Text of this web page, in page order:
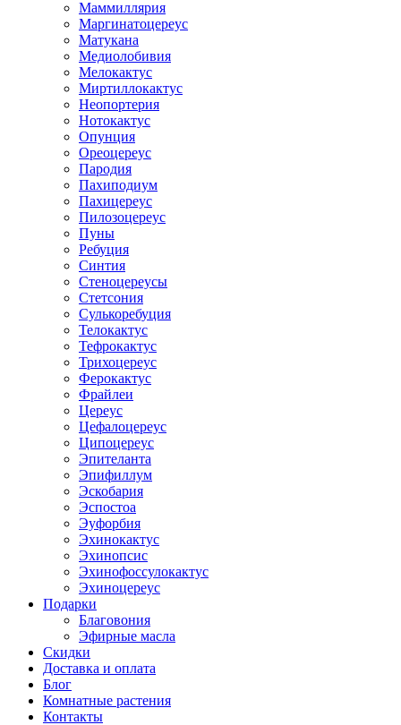
Маммиллярия
Маргинатоцереус
Матукана
Медиолобивия
Мелокактус
Миртиллокактус
Неопортерия
Нотокактус
Опунция
Ореоцереус
Пародия
Пахиподиум
Пахицереус
Пилозоцереус
Пуны
Ребуция
Синтия
Стеноцереусы
Стетсония
Сулькоребуция
Телокактус
Тефрокактус
Трихоцереус
Ферокактус
Фрайлеи
Цереус
Цефалоцереус
Ципоцереус
Эпителанта
Эпифиллум
Эскобария
Эспостоа
Эуфорбия
Эхинокактус
Эхинопсис
Эхинофоссулокактус
Эхиноцереус
Подарки
Благовония
Эфирные масла
Скидки
Доставка и оплата
Блог
Комнатные растения
Контакты